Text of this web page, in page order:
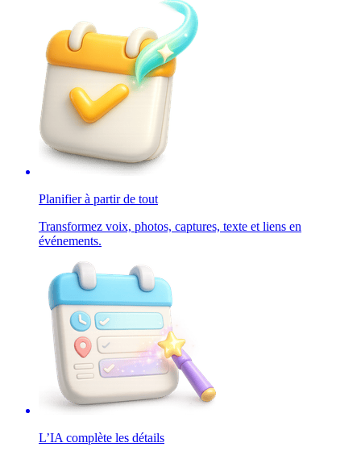
Planifier à partir de tout
Transformez voix, photos, captures, texte et liens en
événements.
L’IA complète les détails